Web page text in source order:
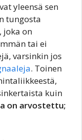
yleensä sen
tungosta
joka on
tai ei
varsinkin jos
. Toinen
kuin
on arvostettu;